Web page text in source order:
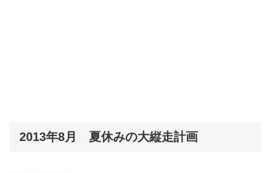
2013年8月 夏休みの大縦走計画